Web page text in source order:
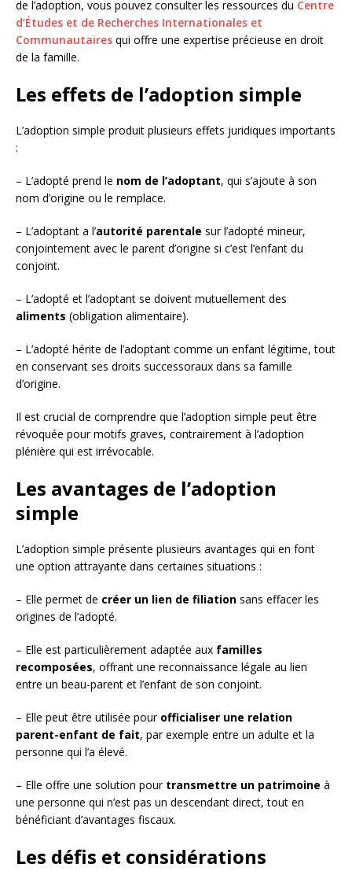
de l’adoption, vous pouvez consulter les ressources du Centre
d’Études et de Recherches Internationales et
Communautaires qui offre une expertise précieuse en droit
de la famille.
Les effets de l’adoption simple
L’adoption simple produit plusieurs effets juridiques importants
:
– L’adopté prend le nom de l’adoptant, qui s’ajoute à son
nom d’origine ou le remplace.
– L’adoptant a l’autorité parentale sur l’adopté mineur,
conjointement avec le parent d’origine si c’est l’enfant du
conjoint.
– L’adopté et l’adoptant se doivent mutuellement des
aliments (obligation alimentaire).
– L’adopté hérite de l’adoptant comme un enfant légitime, tout
en conservant ses droits successoraux dans sa famille
d’origine.
Il est crucial de comprendre que l’adoption simple peut être
révoquée pour motifs graves, contrairement à l’adoption
plénière qui est irrévocable.
Les avantages de l’adoption
simple
L’adoption simple présente plusieurs avantages qui en font
une option attrayante dans certaines situations :
– Elle permet de créer un lien de filiation sans effacer les
origines de l’adopté.
– Elle est particulièrement adaptée aux familles
recomposées, offrant une reconnaissance légale au lien
entre un beau-parent et l’enfant de son conjoint.
– Elle peut être utilisée pour officialiser une relation
parent-enfant de fait, par exemple entre un adulte et la
personne qui l’a élevé.
– Elle offre une solution pour transmettre un patrimoine à
une personne qui n’est pas un descendant direct, tout en
bénéficiant d’avantages fiscaux.
Les défis et considérations